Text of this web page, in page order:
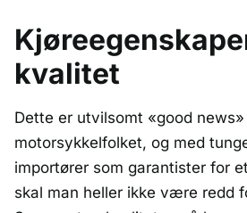
kvalitet
Dette er utvilsomt «good
motorsykkelfolket, og med
importører som garantister for
skal man heller ikke være redd